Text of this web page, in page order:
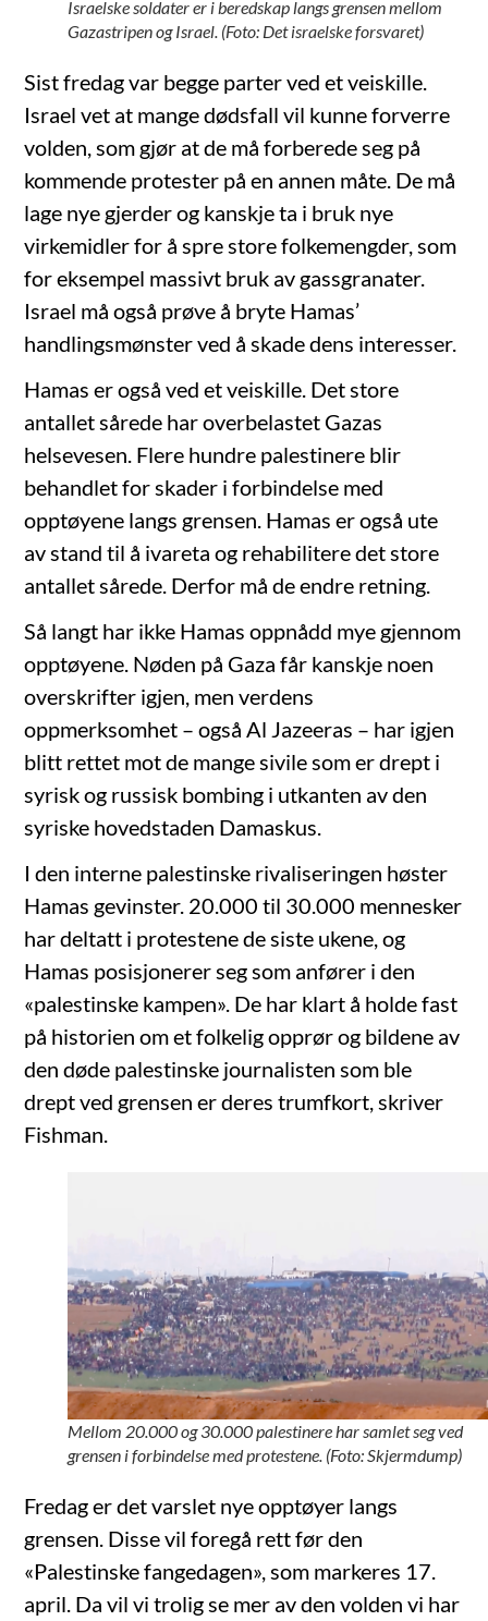
Israelske soldater er i beredskap langs grensen mellom
Gazastripen og Israel. (Foto: Det israelske forsvaret)
Sist fredag var begge parter ved et veiskille.
Israel vet at mange dødsfall vil kunne forverre
volden, som gjør at de må forberede seg på
kommende protester på en annen måte. De må
lage nye gjerder og kanskje ta i bruk nye
virkemidler for å spre store folkemengder, som
for eksempel massivt bruk av gassgranater.
Israel må også prøve å bryte Hamas’
handlingsmønster ved å skade dens interesser.
Hamas er også ved et veiskille. Det store
antallet sårede har overbelastet Gazas
helsevesen. Flere hundre palestinere blir
behandlet for skader i forbindelse med
opptøyene langs grensen. Hamas er også ute
av stand til å ivareta og rehabilitere det store
antallet sårede. Derfor må de endre retning.
Så langt har ikke Hamas oppnådd mye gjennom
opptøyene. Nøden på Gaza får kanskje noen
overskrifter igjen, men verdens
oppmerksomhet – også Al Jazeeras – har igjen
blitt rettet mot de mange sivile som er drept i
syrisk og russisk bombing i utkanten av den
syriske hovedstaden Damaskus.
I den interne palestinske rivaliseringen høster
Hamas gevinster. 20.000 til 30.000 mennesker
har deltatt i protestene de siste ukene, og
Hamas posisjonerer seg som anfører i den
«palestinske kampen». De har klart å holde fast
på historien om et folkelig opprør og bildene av
den døde palestinske journalisten som ble
drept ved grensen er deres trumfkort, skriver
Fishman.
Mellom 20.000 og 30.000 palestinere har samlet seg ved
grensen i forbindelse med protestene. (Foto: Skjermdump)
Fredag er det varslet nye opptøyer langs
grensen. Disse vil foregå rett før den
«Palestinske fangedagen», som markeres 17.
april. Da vil vi trolig se mer av den volden vi har